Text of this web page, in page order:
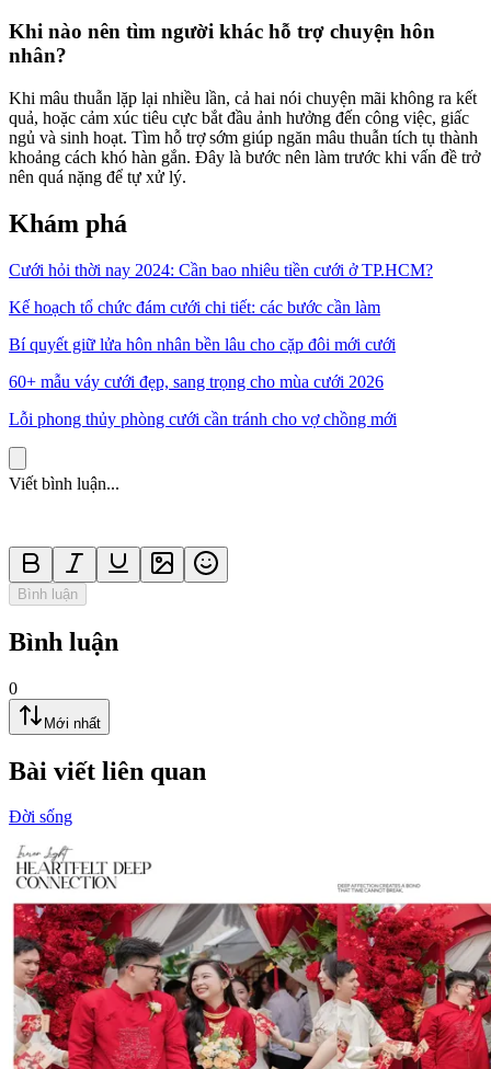
Khi nào nên tìm người khác hỗ trợ chuyện hôn
nhân?
Khi mâu thuẫn lặp lại nhiều lần, cả hai nói chuyện mãi không ra kết
quả, hoặc cảm xúc tiêu cực bắt đầu ảnh hưởng đến công việc, giấc
ngủ và sinh hoạt. Tìm hỗ trợ sớm giúp ngăn mâu thuẫn tích tụ thành
khoảng cách khó hàn gắn. Đây là bước nên làm trước khi vấn đề trở
nên quá nặng để tự xử lý.
Khám phá
Cưới hỏi thời nay 2024: Cần bao nhiêu tiền cưới ở TP.HCM?
Kế hoạch tổ chức đám cưới chi tiết: các bước cần làm
Bí quyết giữ lửa hôn nhân bền lâu cho cặp đôi mới cưới
60+ mẫu váy cưới đẹp, sang trọng cho mùa cưới 2026
Lỗi phong thủy phòng cưới cần tránh cho vợ chồng mới
Viết bình luận...
Bình luận
Bình luận
0
Mới nhất
Bài viết liên quan
Đời sống